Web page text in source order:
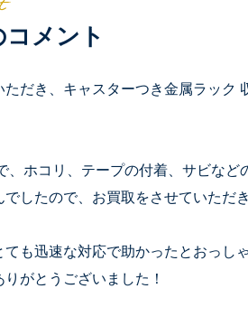
メント
だき、キャスターつき金属ラック
ホコリ、テープの付着、サビなど
したので、お買取をさせていただき
も迅速な対応で助かったとおっし
がとうございました！